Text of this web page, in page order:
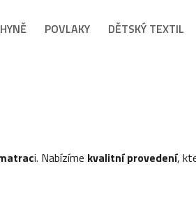
POVLAKY DĚTSKÝ TEXTIL
i. Nabízíme kvalitní provedení,